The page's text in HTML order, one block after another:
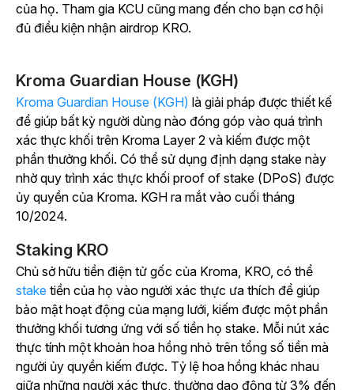
của họ. Tham gia KCU cũng mang đến cho bạn cơ hội
đủ điều kiện nhận airdrop KRO.
Kroma Guardian House (KGH)
Kroma Guardian House (KGH) là giải pháp được thiết kế
để giúp bất kỳ người dùng nào đóng góp vào quá trình
xác thực khối trên Kroma Layer 2 và kiếm được một
phần thưởng khối. Có thể sử dụng định dạng stake này
nhờ quy trình xác thực khối proof of stake (DPoS) được
ủy quyền của Kroma. KGH ra mắt vào cuối tháng
10/2024.
Staking KRO
Chủ sở hữu tiền điện tử gốc của Kroma, KRO, có thể
stake tiền của họ vào người xác thực ưa thích để giúp
bảo mật hoạt động của mạng lưới, kiếm được một phần
thưởng khối tương ứng với số tiền họ stake. Mỗi nút xác
thực tính một khoản hoa hồng nhỏ trên tổng số tiền mà
người ủy quyền kiếm được. Tỷ lệ hoa hồng khác nhau
giữa những người xác thực, thường dao động từ 3% đến